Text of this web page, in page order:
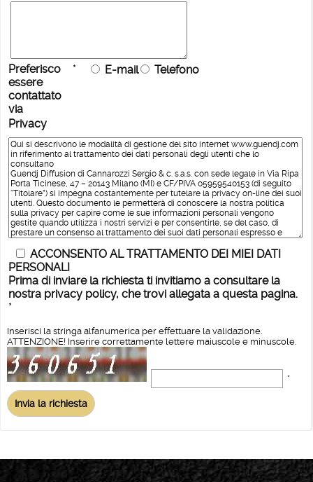
Preferisco
essere
contattato
via
* E-mail Telefono
Privacy
ACCONSENTO AL TRATTAMENTO DEI MIEI DATI
PERSONALI
Prima di inviare la richiesta ti invitiamo a consultare la
nostra privacy policy, che trovi allegata a questa pagina.
*
Inserisci la stringa alfanumerica per effettuare la validazione.
ATTENZIONE! Inserire correttamente lettere maiuscole e minuscole.
*